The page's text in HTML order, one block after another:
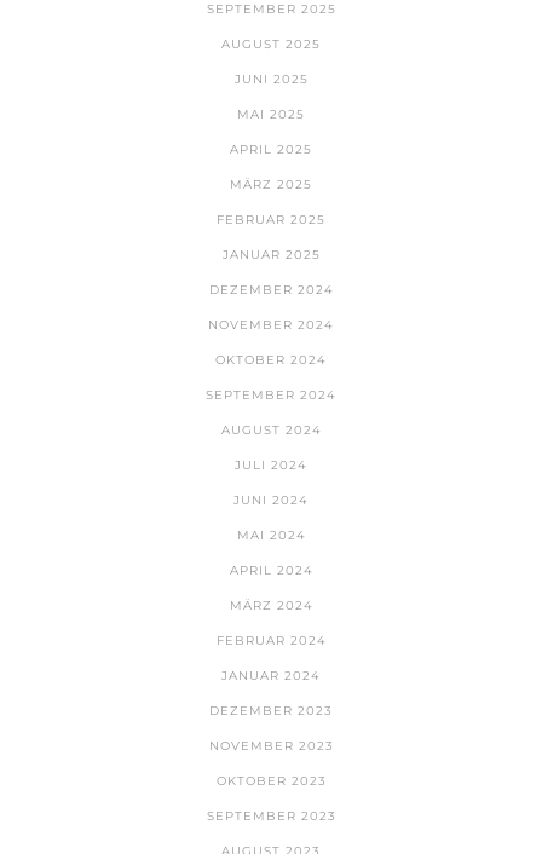
SEPTEMBER 2025
AUGUST 2025
JUNI 2025
MAI 2025
APRIL 2025
MÄRZ 2025
FEBRUAR 2025
JANUAR 2025
DEZEMBER 2024
NOVEMBER 2024
OKTOBER 2024
SEPTEMBER 2024
AUGUST 2024
JULI 2024
JUNI 2024
MAI 2024
APRIL 2024
MÄRZ 2024
FEBRUAR 2024
JANUAR 2024
DEZEMBER 2023
NOVEMBER 2023
OKTOBER 2023
SEPTEMBER 2023